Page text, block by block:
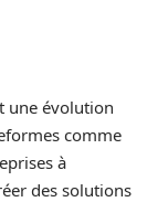
une évolution
comme
à
des solutions